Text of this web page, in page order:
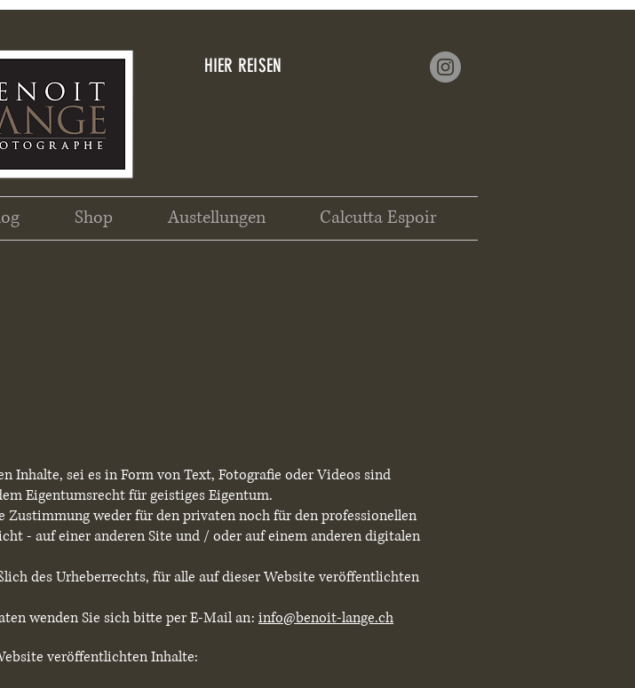
HIER REISEN
Shop Austellungen Calcutta Espoir
Inhalte, sei es in Form von Text, Fotografie oder Videos sind
Eigentumsrecht für geistiges Eigentum.
weder für den privaten noch für den professionellen
- auf einer anderen Site und / oder auf einem anderen digitalen
des Urheberrechts, für alle auf dieser Website veröffentlichten
wenden Sie sich bitte per E-Mail an: info@benoit-lange.ch
veröffentlichten Inhalte: